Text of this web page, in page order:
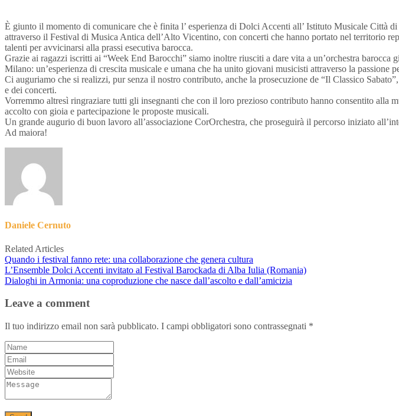
È giunto il momento di comunicare che è finita l’ esperienza di Dolci Accenti all’ Istituto Musicale
attraverso il Festival di Musica Antica dell’Alto Vicentino, con concerti che hanno portato nel territorio
talenti per avvicinarsi alla prassi esecutiva barocca.
Grazie ai ragazzi iscritti ai “Week End Barocchi” siamo inoltre riusciti a dare vita a un’orchestra
Milano: un’esperienza di crescita musicale e umana che ha unito giovani musicisti attraverso la passione
Ci auguriamo che si realizzi, pur senza il nostro contributo, anche la prosecuzione de “Il Classico
e dei concerti.
Vorremmo altresì ringraziare tutti gli insegnanti che con il loro prezioso contributo hanno consentito alla
accolto con gioia e partecipazione le proposte musicali.
Un grande augurio di buon lavoro all’associazione CorOrchestra, che proseguirà il percorso iniziato
Ad maiora!
Daniele Cernuto
Related Articles
Quando i festival fanno rete: una collaborazione che genera cultura
L’Ensemble Dolci Accenti invitato al Festival Barockada di Alba Iulia (Romania)
Dialoghi in Armonia: una coproduzione che nasce dall’ascolto e dall’amicizia
Leave a comment
Il tuo indirizzo email non sarà pubblicato. I campi obbligatori sono contrassegnati *